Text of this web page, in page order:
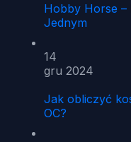
Hobby Horse
Jednym
14
gru 2024
Jak obliczyć
OC?